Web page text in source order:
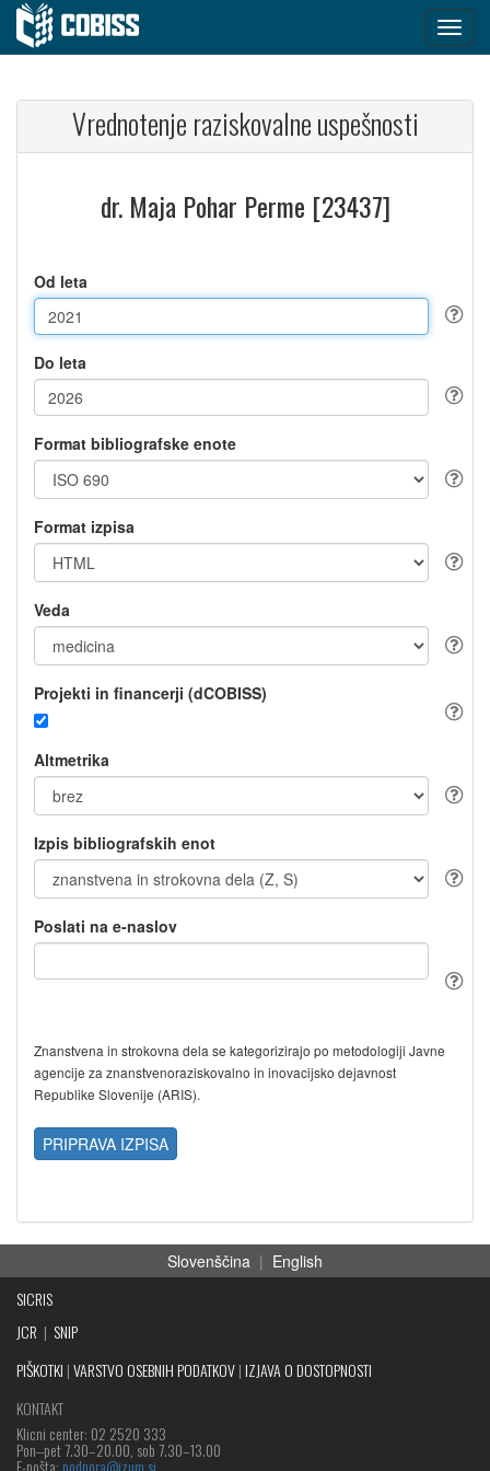
Vrednotenje raziskovalne uspešnosti
dr. Maja Pohar Perme [23437]
Od leta
Do leta
Format bibliografske enote
Format izpisa
Veda
Projekti in financerji (dCOBISS)
Altmetrika
Izpis bibliografskih enot
Poslati na e-naslov
Znanstvena in strokovna dela se kategorizirajo po metodologiji Javne
agencije za znanstvenoraziskovalno in inovacijsko dejavnost
Republike Slovenije (ARIS).
PRIPRAVA IZPISA
Slovenščina | English
SICRIS
JCR | SNIP
PIŠKOTKI |VARSTVO OSEBNIH PODATKOV| IZJAVA O DOSTOPNOSTI
KONTAKT
Klicni center: 02 2520 333
Pon‒pet 7.30–20.00, sob 7.30–13.00
E-pošta: podpora@izum.si